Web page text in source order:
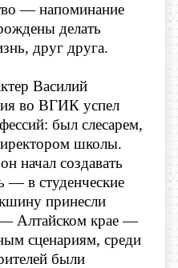
— напоминание
делать
друг друга.
Василий
во ВГИК успел
был слесарем,
школы.
начал создавать
— в студенческие
принесли
Алтайском крае —
сценариям, среди
были